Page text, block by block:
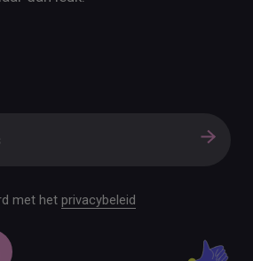
met hetprivacybeleid